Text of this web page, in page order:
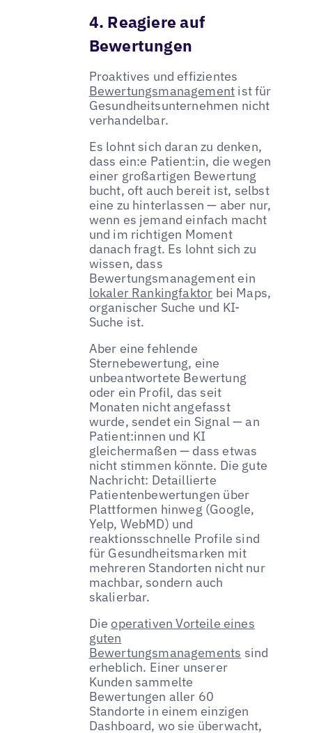
4. Reagiere auf
Bewertungen
Proaktives und effizientes
Bewertungsmanagement ist für
Gesundheitsunternehmen nicht
verhandelbar.
Es lohnt sich daran zu denken,
dass ein:e Patient:in, die wegen
einer großartigen Bewertung
bucht, oft auch bereit ist, selbst
eine zu hinterlassen — aber nur,
wenn es jemand einfach macht
und im richtigen Moment
danach fragt. Es lohnt sich zu
wissen, dass
Bewertungsmanagement ein
lokaler Rankingfaktor bei Maps,
organischer Suche und KI-
Suche ist.
Aber eine fehlende
Sternebewertung, eine
unbeantwortete Bewertung
oder ein Profil, das seit
Monaten nicht angefasst
wurde, sendet ein Signal — an
Patient:innen und KI
gleichermaßen — dass etwas
nicht stimmen könnte. Die gute
Nachricht: Detaillierte
Patientenbewertungen über
Plattformen hinweg (Google,
Yelp, WebMD) und
reaktionsschnelle Profile sind
für Gesundheitsmarken mit
mehreren Standorten nicht nur
machbar, sondern auch
skalierbar.
Die operativen Vorteile eines
guten
Bewertungsmanagements sind
erheblich. Einer unserer
Kunden sammelte
Bewertungen aller 60
Standorte in einem einzigen
Dashboard, wo sie überwacht,